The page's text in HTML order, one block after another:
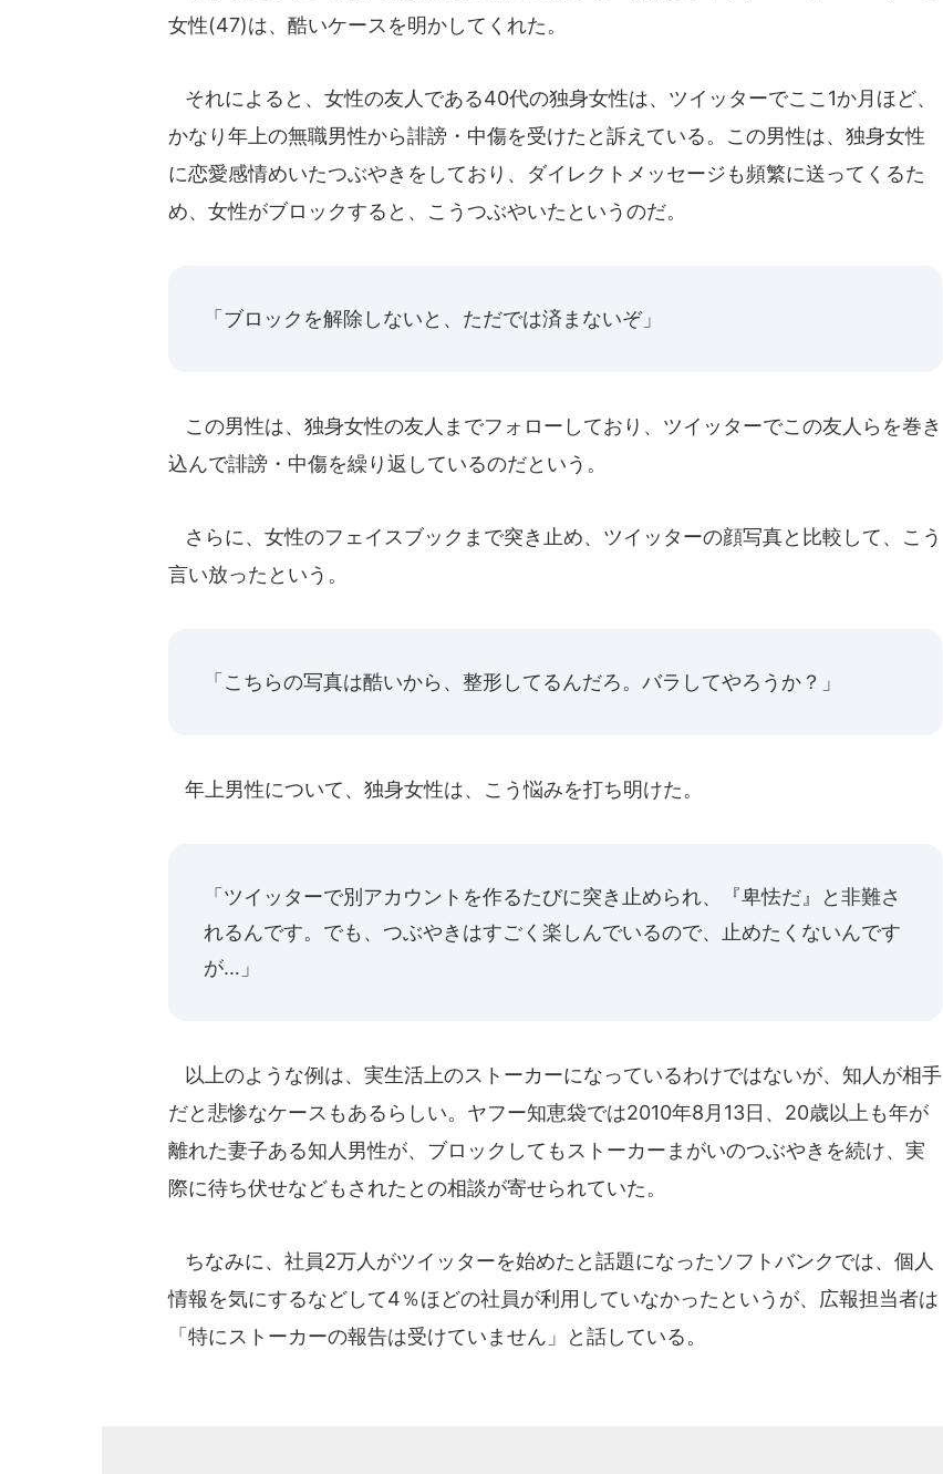
女性(47)は、酷いケースを明かしてくれた。
それによると、女性の友人である40代の独身女性は、ツイッターでここ1か月ほど、
かなり年上の無職男性から誹謗・中傷を受けたと訴えている。この男性は、独身女性
に恋愛感情めいたつぶやきをしており、ダイレクトメッセージも頻繁に送ってくるた
め、女性がブロックすると、こうつぶやいたというのだ。
「ブロックを解除しないと、ただでは済まないぞ」
この男性は、独身女性の友人までフォローしており、ツイッターでこの友人らを巻き
込んで誹謗・中傷を繰り返しているのだという。
さらに、女性のフェイスブックまで突き止め、ツイッターの顔写真と比較して、こう
言い放ったという。
「こちらの写真は酷いから、整形してるんだろ。バラしてやろうか？」
年上男性について、独身女性は、こう悩みを打ち明けた。
「ツイッターで別アカウントを作るたびに突き止められ、『卑怯だ』と非難さ
れるんです。でも、つぶやきはすごく楽しんでいるので、止めたくないんです
が…」
以上のような例は、実生活上のストーカーになっているわけではないが、知人が相手
だと悲惨なケースもあるらしい。ヤフー知恵袋では2010年8月13日、20歳以上も年が
離れた妻子ある知人男性が、ブロックしてもストーカーまがいのつぶやきを続け、実
際に待ち伏せなどもされたとの相談が寄せられていた。
ちなみに、社員2万人がツイッターを始めたと話題になったソフトバンクでは、個人
情報を気にするなどして4％ほどの社員が利用していなかったというが、広報担当者は
「特にストーカーの報告は受けていません」と話している。